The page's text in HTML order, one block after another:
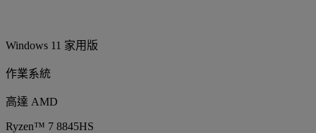
Windows 11 家用版
作業系統
高達 AMD
Ryzen™ 7 8845HS